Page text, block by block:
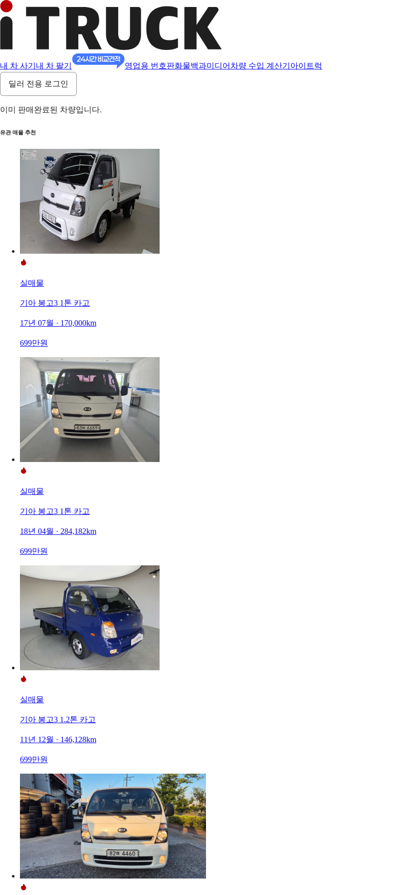
내 차 사기 내 차 팔기 영업용 번호판화물백과미디어 차량 수입 계산기 아이트럭
딜러 전용 로그인
이미 판매완료된 차량입니다.
유관 매물 추천
실매물
기아 봉고3 1톤 카고
17년 07월 · 170,000km
699만원
실매물
기아 봉고3 1톤 카고
18년 04월 · 284,182km
699만원
실매물
기아 봉고3 1.2톤 카고
11년 12월 · 146,128km
699만원